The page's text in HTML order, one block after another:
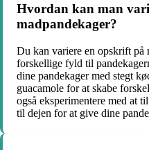
Hvordan kan man
madpandekager?
Du kan variere en opskrift på
forskellige fyld til
dine pandekager med stegt
guacamole for at skabe
også eksperimentere med at
til dejen for at give dine